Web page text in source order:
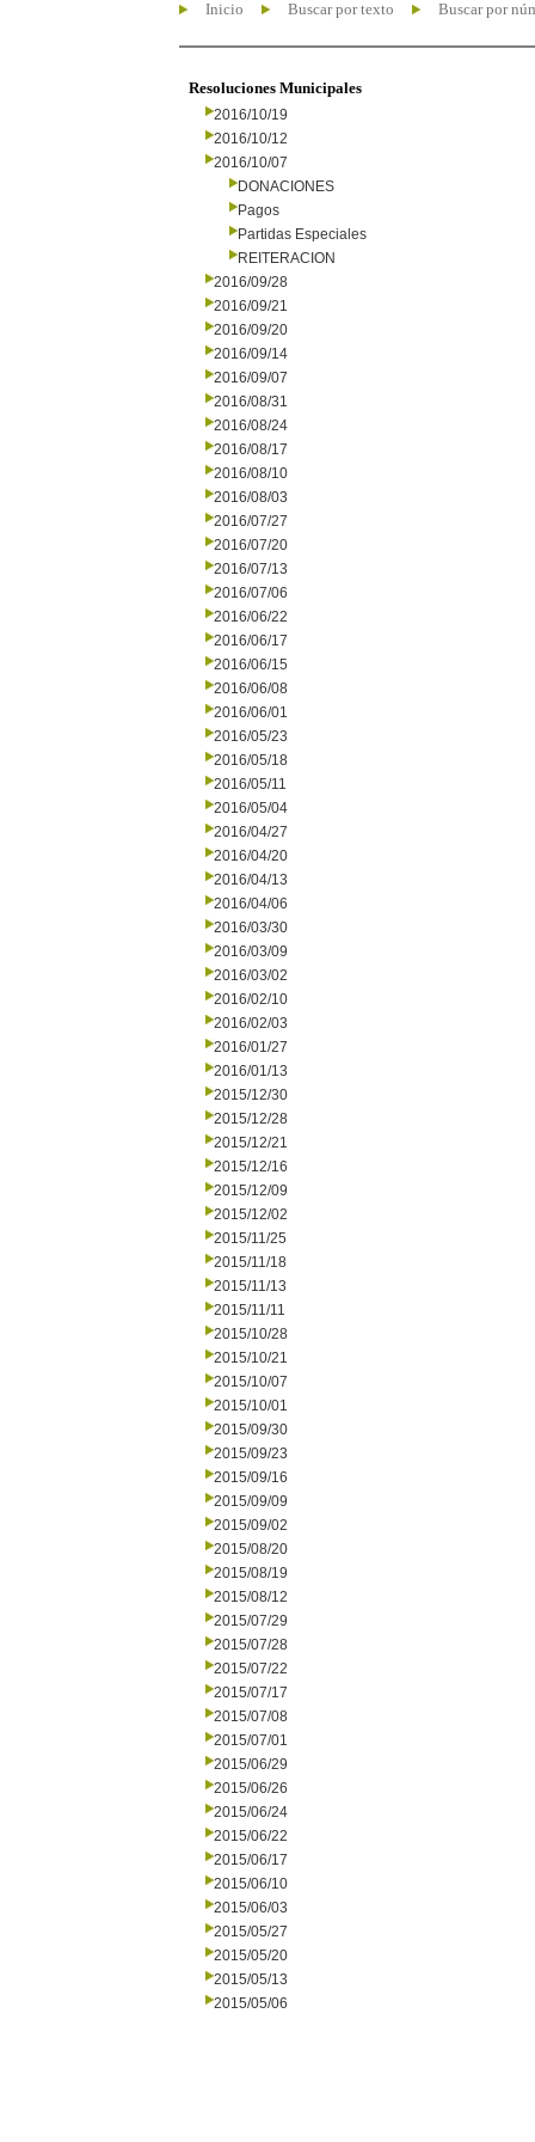
Inicio Buscar por texto Buscar por
Resoluciones Municipales
2016/10/19
2016/10/12
2016/10/07
DONACIONES
Pagos
Partidas Especiales
REITERACION
2016/09/28
2016/09/21
2016/09/20
2016/09/14
2016/09/07
2016/08/31
2016/08/24
2016/08/17
2016/08/10
2016/08/03
2016/07/27
2016/07/20
2016/07/13
2016/07/06
2016/06/22
2016/06/17
2016/06/15
2016/06/08
2016/06/01
2016/05/23
2016/05/18
2016/05/11
2016/05/04
2016/04/27
2016/04/20
2016/04/13
2016/04/06
2016/03/30
2016/03/09
2016/03/02
2016/02/10
2016/02/03
2016/01/27
2016/01/13
2015/12/30
2015/12/28
2015/12/21
2015/12/16
2015/12/09
2015/12/02
2015/11/25
2015/11/18
2015/11/13
2015/11/11
2015/10/28
2015/10/21
2015/10/07
2015/10/01
2015/09/30
2015/09/23
2015/09/16
2015/09/09
2015/09/02
2015/08/20
2015/08/19
2015/08/12
2015/07/29
2015/07/28
2015/07/22
2015/07/17
2015/07/08
2015/07/01
2015/06/29
2015/06/26
2015/06/24
2015/06/22
2015/06/17
2015/06/10
2015/06/03
2015/05/27
2015/05/20
2015/05/13
2015/05/06